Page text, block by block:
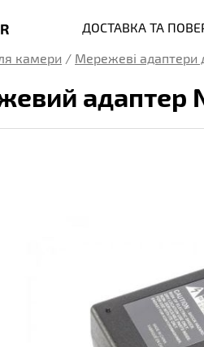
ДОСТАВКА ТА
камери / Мережеві адаптери
адаптер